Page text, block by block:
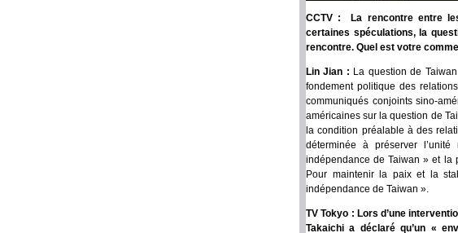
CCTV : La rencontre entre
certaines spéculations, la
rencontre. Quel est votre
Lin Jian : La question de
fondement politique des
communiqués conjoints sino-
américaines sur la question de
la condition préalable à des
déterminée à préserver
indépendance de Taiwan » et la
Pour maintenir la paix et la
indépendance de Taiwan ».
TV Tokyo : Lors d’une
Takaichi a déclaré qu’un «